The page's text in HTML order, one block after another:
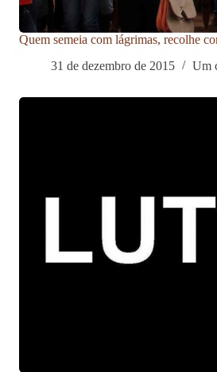
Quem semeia com lágrimas, recolhe
31 de dezembro de 2015
Um